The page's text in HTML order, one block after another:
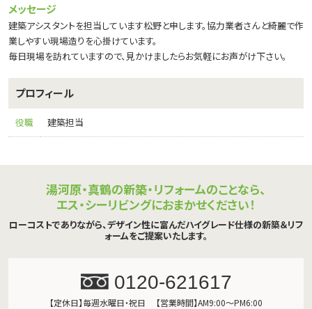
メッセージ
建築アシスタントを担当しています松野と申します。協力業者さんと綺麗で作
業しやすい現場造りを心掛けています。
毎日現場を訪れていますので、見かけましたらお気軽にお声がけ下さい。
プロフィール
役職 建築担当
湯河原・真鶴の新築・リフォームのことなら、
エス・シーリビングにおまかせください！
ローコストでありながら、デザイン性に富んだハイグレード仕様の新築＆リフ
ォームをご提案いたします。
0120-621617
【定休日】毎週水曜日・祝日 【営業時間】AM9:00～PM6:00